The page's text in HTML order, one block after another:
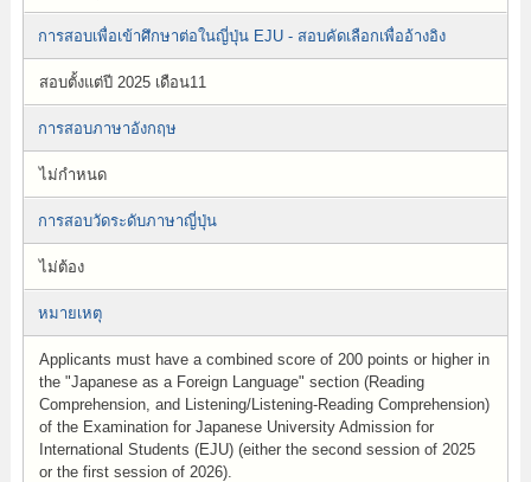
การสอบเพื่อเข้าศึกษาต่อในญี่ปุ่น EJU - สอบคัดเลือกเพื่ออ้างอิง
สอบตั้งแต่ปี 2025 เดือน11
การสอบภาษาอังกฤษ
ไม่กำหนด
การสอบวัดระดับภาษาญี่ปุ่น
ไม่ต้อง
หมายเหตุ
Applicants must have a combined score of 200 points or higher in
the "Japanese as a Foreign Language" section (Reading
Comprehension, and Listening/Listening-Reading Comprehension)
of the Examination for Japanese University Admission for
International Students (EJU) (either the second session of 2025
or the first session of 2026).